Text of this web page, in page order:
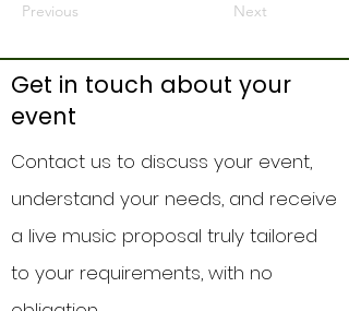
Previous Next
Get in touch about your
event
Contact us to discuss your event,
understand your needs, and receive
a live music proposal truly tailored
to your requirements, with no